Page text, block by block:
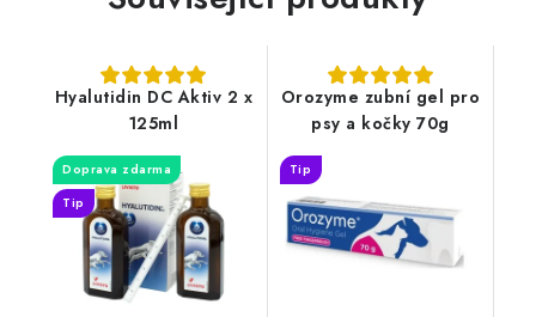
Hyalutidin DC Aktiv 2 x
125ml
Doprava zdarma
Tip
Orozyme zubní gel pro
psy a kočky 70g
Tip